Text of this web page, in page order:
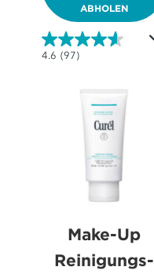
ABHOLEN
4.6 (97)
4.6
Bewertungen
Make-Up
Reinigungs-